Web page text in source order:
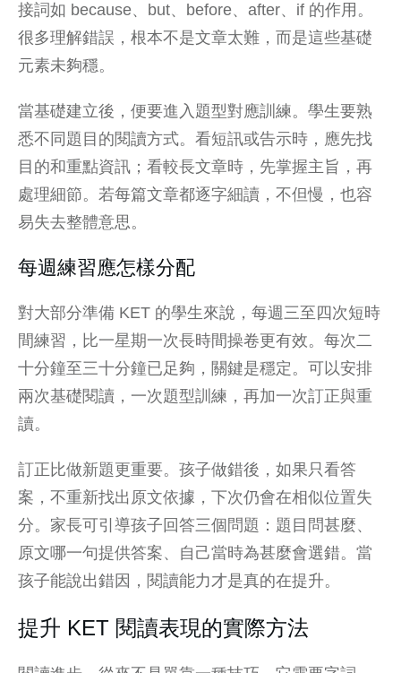
接詞如 because、but、before、after、if 的作用。
很多理解錯誤，根本不是文章太難，而是這些基礎
元素未夠穩。
當基礎建立後，便要進入題型對應訓練。學生要熟
悉不同題目的閱讀方式。看短訊或告示時，應先找
目的和重點資訊；看較長文章時，先掌握主旨，再
處理細節。若每篇文章都逐字細讀，不但慢，也容
易失去整體意思。
每週練習應怎樣分配
對大部分準備 KET 的學生來說，每週三至四次短時
間練習，比一星期一次長時間操卷更有效。每次二
十分鐘至三十分鐘已足夠，關鍵是穩定。可以安排
兩次基礎閱讀，一次題型訓練，再加一次訂正與重
讀。
訂正比做新題更重要。孩子做錯後，如果只看答
案，不重新找出原文依據，下次仍會在相似位置失
分。家長可引導孩子回答三個問題：題目問甚麼、
原文哪一句提供答案、自己當時為甚麼會選錯。當
孩子能說出錯因，閱讀能力才是真的在提升。
提升 KET 閱讀表現的實際方法